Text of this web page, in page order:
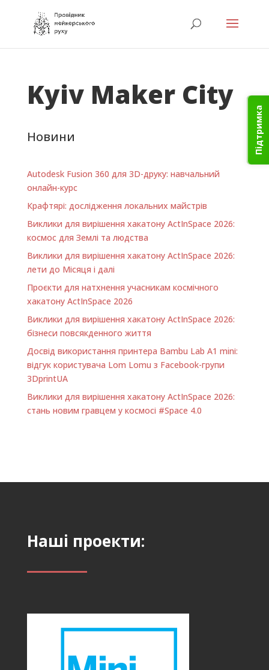
Підтримка
Kyiv Maker City
Новини
Autodesk Fusion 360 для 3D-друку: навчальний
онлайн-курс
Крафтярі: дослідження локальних майстрів
Виклики для вирішення хакатону ActInSpace 2026:
космос для Землі та людства
Виклики для вирішення хакатону ActInSpace 2026:
лети до Місяця і далі
Проєкти для натхнення учасникам космічного
хакатону ActInSpace 2026
Виклики для вирішення хакатону ActInSpace 2026:
бізнеси повсякденного життя
Досвід використання принтера Bambu Lab A1 minі:
відгук користувача Lom Lomu з Facebook-групи
3DprintUA
Виклики для вирішення хакатону ActInSpace 2026:
стань новим гравцем у космосі #Space 4.0
Наші проекти: